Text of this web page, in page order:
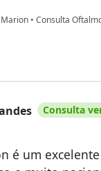
• Consulta
Consulta
é um